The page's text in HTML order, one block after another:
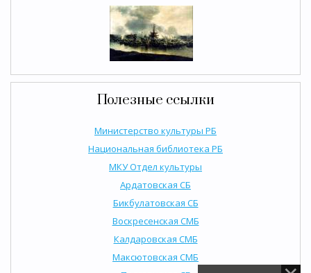
Полезные ссылки
Министерство культуры РБ
Национальная библиотека РБ
МКУ Отдел культуры
Ардатовская СБ
Бикбулатовская СБ
Воскресенская СМБ
Калдаровская СМБ
Максютовская СМБ